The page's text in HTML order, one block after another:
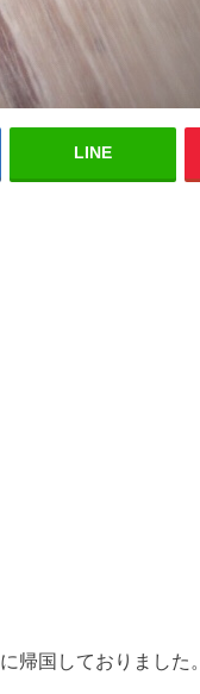
LINE
帰国しておりました。